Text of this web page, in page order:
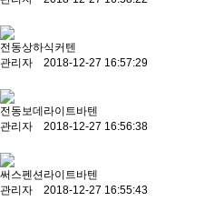
전동상하식커텐
관리자 2018-12-27 16:57:29
전동보데라이트바텐
관리자 2018-12-27 16:56:38
써스펜션라이트바텐
관리자 2018-12-27 16:55:43